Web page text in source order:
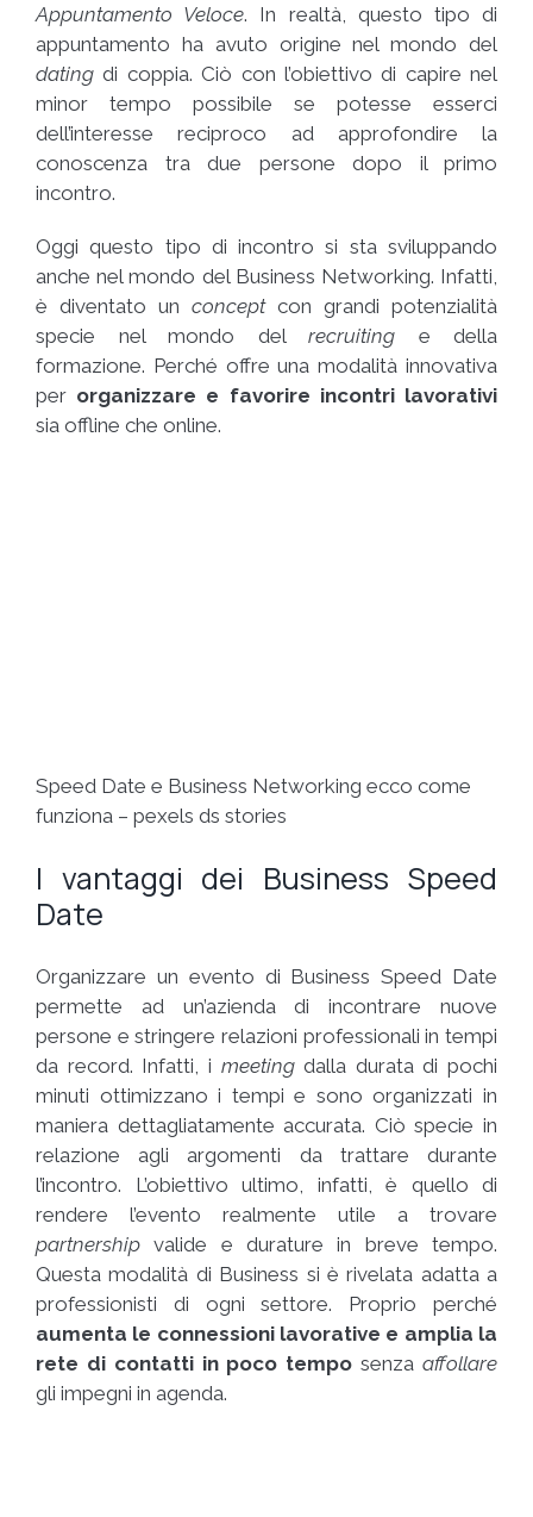
Appuntamento Veloce. In realtà, questo tipo di
appuntamento ha avuto origine nel mondo del
datingdi coppia. Ciò con l’obiettivo di capire nel
minor tempo possibile se potesse esserci
dell’interesse reciproco ad approfondire la
conoscenza tra due persone dopo il primo
incontro.
Oggi questo tipo di incontro si sta sviluppando
anche nel mondo del Business Networking. Infatti,
è diventato un conceptcon grandi potenzialità
specie nel mondo del recruiting e della
formazione. Perché offre una modalità innovativa
per organizzare e favorire incontri lavorativi
sia offline che online.
Speed Date e Business Networking ecco come
funziona – pexels ds stories
I vantaggi dei Business Speed
Date
Organizzare un evento di Business Speed Date
permette ad un’azienda di incontrare nuove
persone e stringere relazioni professionali in tempi
da record. Infatti, i meetingdalla durata di pochi
minuti ottimizzano i tempi e sono organizzati in
maniera dettagliatamente accurata. Ciò specie in
relazione agli argomenti da trattare durante
l’incontro. L’obiettivo ultimo, infatti, è quello di
rendere l’evento realmente utile a trovare
partnershipvalide e durature in breve tempo.
Questa modalità di Business si è rivelata adatta a
professionisti di ogni settore. Proprio perché
aumenta le connessioni lavorative e amplia la
rete di contatti in poco tempo senzaaffollare
gli impegni in agenda.